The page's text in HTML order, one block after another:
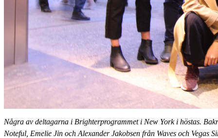
Några av deltagarna i Brighterprogrammet i New York i höstas.
Noteful, Emelie Jin och Alexander Jakobsen från Waves och